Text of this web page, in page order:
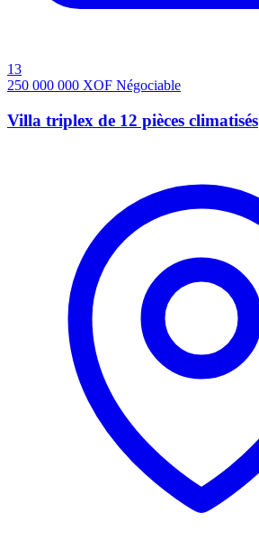
13
250 000 000 XOF Négociable
Villa triplex de 12 pièces climatisés